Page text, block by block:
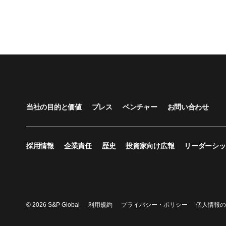
当社の目的と価値 プレス ベンチャー お問い合わせ
採用情報 企業責任 歴史 投資家向け広報 リーダーシ
© 2026 S&P Global 利用規約 プライバシー・ポリシー 個人情報